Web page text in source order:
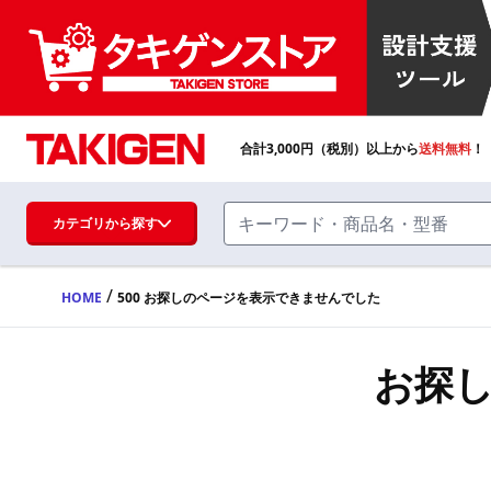
ハンドル・取手・つまみ・周辺機器
FA・A
合計3,000円（税別）以上から送料無料
カテゴリから探す
HOME / 500 お探しのページを表示できませんでした
お探